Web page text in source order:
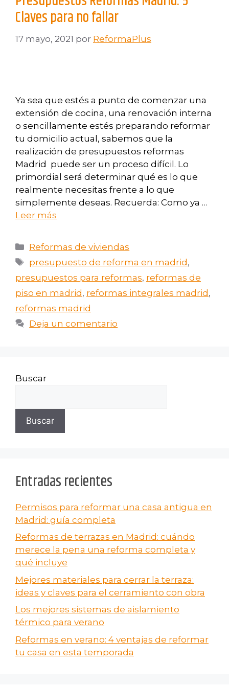
Claves para no fallar
17 mayo, 2021 por ReformaPlus
Ya sea que estés a punto de comenzar una
extensión de cocina, una renovación interna
o sencillamente estés preparando reformar
tu domicilio actual, sabemos que la
realización de presupuestos reformas
Madrid puede ser un proceso difícil. Lo
primordial será determinar qué es lo que
realmente necesitas frente a lo que
simplemente deseas. Recuerda: Como ya …
Leer más
Reformas de viviendas
presupuesto de reforma en madrid,
presupuestos para reformas, reformas de
piso en madrid, reformas integrales madrid,
reformas madrid
Deja un comentario
Buscar
Buscar
Entradas recientes
Permisos para reformar una casa antigua en
Madrid: guía completa
Reformas de terrazas en Madrid: cuándo
merece la pena una reforma completa y
qué incluye
Mejores materiales para cerrar la terraza:
ideas y claves para el cerramiento con obra
Los mejores sistemas de aislamiento
térmico para verano
Reformas en verano​: 4 ventajas de reformar
tu casa en esta temporada